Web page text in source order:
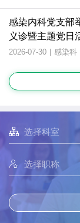
感染内科党支部
义诊暨主题党日
2026-07-30 | 感染科

